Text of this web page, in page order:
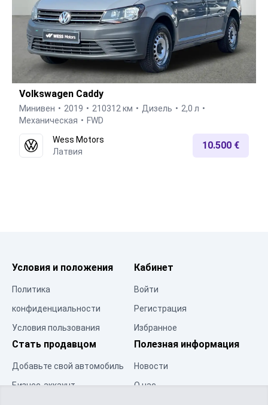
Volkswagen Caddy
Минивен 2019 210312 км Дизель
2,0 л
Механическая
FWD
Wess Motors
Латвия
10.500 €
Условия и положения
Политика
конфиденциальности
Условия пользования
Кабинет
Войти
Регистрация
Избранное
Стать продавцом
Добавьте свой автомобиль
Бизнес-аккаунт
Полезная информация
Новости
О нас